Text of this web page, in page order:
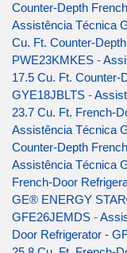
Counter-Depth
Assistência Técnica
Cu. Ft. Counter-
PWE23KMKES -
17.5 Cu. Ft. Counter-
GYE18JBLTS -
23.7 Cu. Ft. French-
Assistência Técnica
Counter-Depth
Assistência Técnica
French-Door
GE® ENERGY
GFE26JEMDS -
Door Refrigerator -